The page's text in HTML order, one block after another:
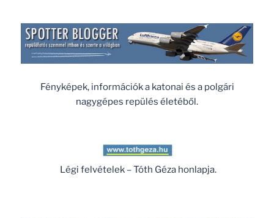
Fényképek, információk a katonai és a polgári
nagygépes repülés életéből.
Légi felvételek – Tóth Géza honlapja.